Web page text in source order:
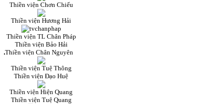
Thiền viện Chơn Chiếu
Thiền viện Hương Hải
Thiền viện TL Chân Pháp
Thiền viện Bảo Hải
Thiền viện Chân Nguyên
Thiền viện Tuệ Thông
Thiền viện Đạo Huệ
Thiền viện Hiện Quang
Thiền viện Tuệ Quang